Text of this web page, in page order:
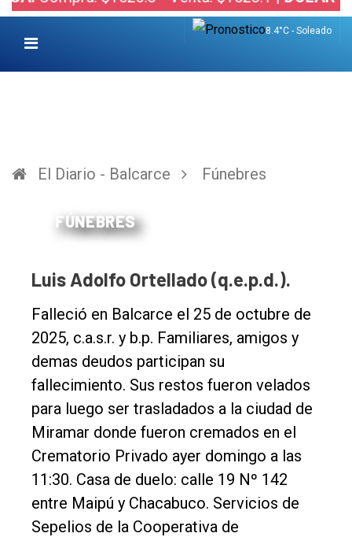
8.4°C - Soleado
El Diario - Balcarce Fúnebres
FÚNEBRES
Luis Adolfo Ortellado (q.e.p.d.).
Falleció en Balcarce el 25 de octubre de
2025, c.a.s.r. y b.p. Familiares, amigos y
demas deudos participan su
fallecimiento. Sus restos fueron velados
para luego ser trasladados a la ciudad de
Miramar donde fueron cremados en el
Crematorio Privado ayer domingo a las
11:30. Casa de duelo: calle 19 Nº 142
entre Maipú y Chacabuco. Servicios de
Sepelios de la Cooperativa de